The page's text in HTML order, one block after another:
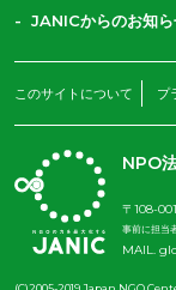
JANICからのお知
このサイトについて プ
NPO
〒108-
事前に担当
MAIL.